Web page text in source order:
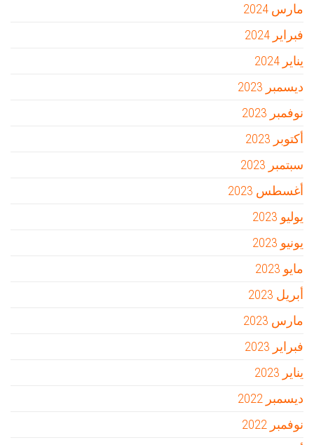
مارس 2024
فبراير 2024
يناير 2024
ديسمبر 2023
نوفمبر 2023
أكتوبر 2023
سبتمبر 2023
أغسطس 2023
يوليو 2023
يونيو 2023
مايو 2023
أبريل 2023
مارس 2023
فبراير 2023
يناير 2023
ديسمبر 2022
نوفمبر 2022